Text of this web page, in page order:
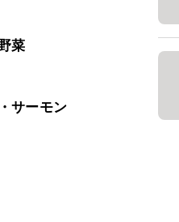
い。
菜
サーモン